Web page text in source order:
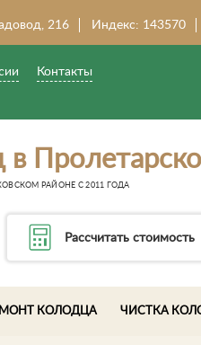
216 Индекс: 143570
Контакты
в
РАЙОНЕ С 2011 ГОДА
Рассчитать стоимость
КОЛОДЦА ЧИСТКА